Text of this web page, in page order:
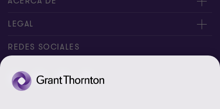
Alertas
Reporte de Tiempo
Reporte de Tiempo Administración
Nosotros
Empleos
Perspectivas
LEGAL
Aviso legal
Contacto
REDES SOCIALES